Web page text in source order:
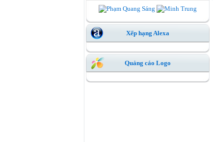
Xếp hạng Alexa
Quảng cáo Logo